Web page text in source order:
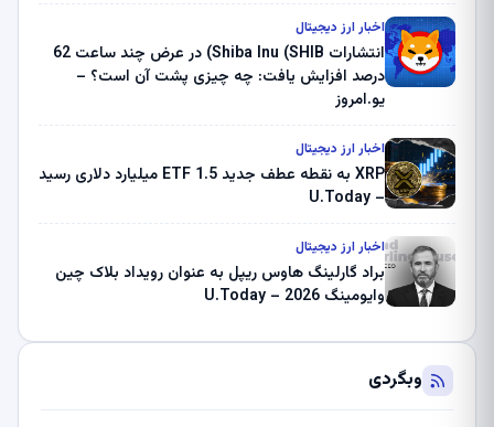
ثبت کرد – گزارش کریپتو صبح – U.Today
اخبار ارز دیجیتال
انتشارات Shiba Inu (SHIB) در عرض چند ساعت 62
درصد افزایش یافت: چه چیزی پشت آن است؟ –
یو.امروز
اخبار ارز دیجیتال
XRP به نقطه عطف جدید ETF 1.5 میلیارد دلاری رسید
– U.Today
اخبار ارز دیجیتال
براد گارلینگ هاوس ریپل به عنوان رویداد بلاک چین
وایومینگ 2026 – U.Today
وبگردی